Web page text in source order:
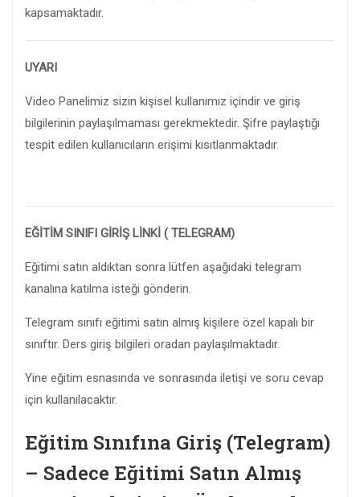
kapsamaktadır.
UYARI
Video Panelimiz sizin kişisel kullanımız içindir ve giriş
bilgilerinin paylaşılmaması gerekmektedir. Şifre paylaştığı
tespit edilen kullanıcıların erişimi kısıtlanmaktadır.
EĞİTİM SINIFI GİRİŞ LİNKİ ( TELEGRAM)
Eğitimi satın aldıktan sonra lütfen aşağıdaki telegram
kanalına katılma isteği gönderin.
Telegram sınıfı eğitimi satın almış kişilere özel kapalı bir
sınıftır. Ders giriş bilgileri oradan paylaşılmaktadır.
Yine eğitim esnasında ve sonrasında iletişi ve soru cevap
için kullanılacaktır.
Eğitim Sınıfına Giriş (Telegram)
– Sadece Eğitimi Satın Almış